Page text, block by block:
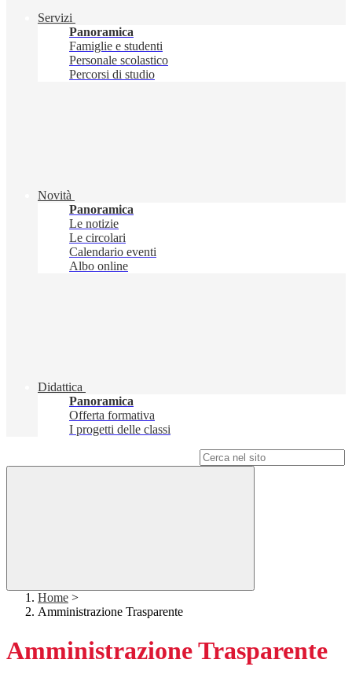
Servizi
Panoramica
Famiglie e studenti
Personale scolastico
Percorsi di studio
Novità
Panoramica
Le notizie
Le circolari
Calendario eventi
Albo online
Didattica
Panoramica
Offerta formativa
I progetti delle classi
Home >
Amministrazione Trasparente
Amministrazione Trasparente